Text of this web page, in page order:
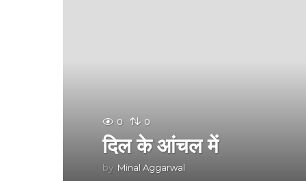
0 0
दिल के आंचल में
by Minal Aggarwal